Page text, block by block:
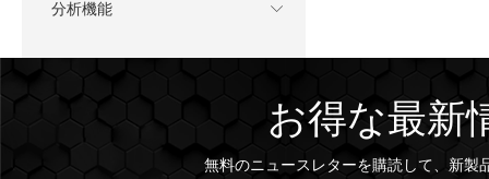
分析機能
お得な最新
無料のニュースレターを購読して、新製